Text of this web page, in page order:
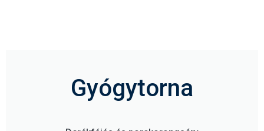
Gyógytorna